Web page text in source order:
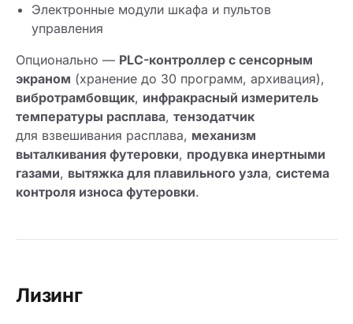
Электронные модули шкафа и пультов
управления
Опционально — PLC-контроллер с сенсорным
экраном (хранение до 30 программ, архивация),
вибротрамбовщик, инфракрасный измеритель
температуры расплава, тензодатчик
для взвешивания расплава, механизм
выталкивания футеровки, продувка инертными
газами, вытяжка для плавильного узла, система
контроля износа футеровки.
Лизинг